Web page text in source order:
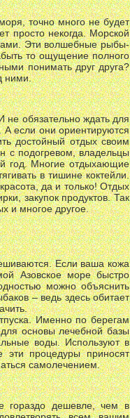
точно много не будет
просто некогда. Морской
Эти волшебные рыбы-
то ощущение полного
понимать друг друга?
ними.
не обязательно ждать для
А если они ориентируются
достойный отдых своим
с подогревом, владельцы
год. Многие отдыхающие
в тишине коктейли.
да и только! Отдых
закупок продуктов. Так
и многое другое.
Если ваша кожа
Азовское море быстро
можно объяснить
– ведь здесь обитает
Именно по берегам
основы лечебной базы
воды. Используют в
процедуры приносят
самолечением.
гораздо дешевле, чем в